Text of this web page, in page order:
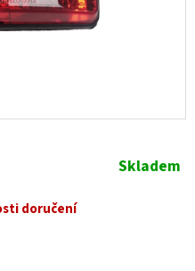
Skladem
doručení